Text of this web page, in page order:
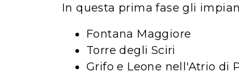
In questa prima fase gli
Fontana Maggiore
Torre degli Sciri
Grifo e Leone nell'Atrio di